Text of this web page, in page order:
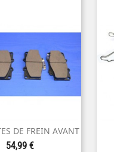
DE FREIN AVANT
Prix
54,99 €
rapide